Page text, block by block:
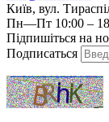
8,472 грн. 8,472
Yamaha SBS1455